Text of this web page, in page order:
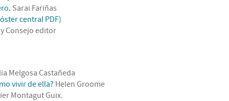
Sarai Fariñas
central PDF)
Consejo editor
Melgosa Castañeda
vivir de ella? Helen Groome
Montagut Guix.